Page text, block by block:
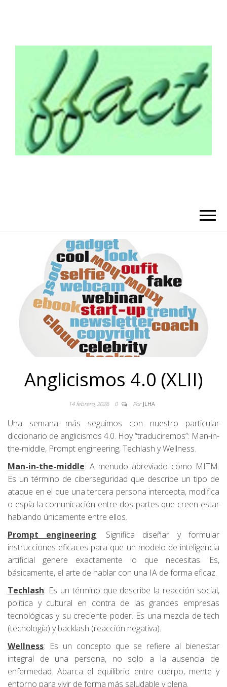
Anglicismos 4.0 (XLII)
14 febrero, 2026 0 Por JLHA
Una semana más seguimos con nuestro particular
diccionario de anglicismos 4.0. Hoy “traduciremos”: Man-in-
the-middle, Prompt engineering, Techlash y Wellness.
Man-in-the-middle: A menudo abreviado como MITM.
Es un término de ciberseguridad que describe un tipo de
ataque en el que una tercera persona intercepta, modifica
o espía la comunicación entre dos partes que creen estar
hablando únicamente entre ellos.
Prompt engineering: Significa diseñar y formular
instrucciones eficaces para que un modelo de inteligencia
artificial genere exactamente lo que necesitas. Es,
básicamente, el arte de hablar con una IA de forma eficaz.
Techlash: Es un término que describe la reacción social,
política y cultural en contra de las grandes empresas
tecnológicas y su creciente poder. Es una mezcla de tech
(tecnología) y backlash (reacción negativa).
Wellness: Es un concepto que se refiere al bienestar
integral de una persona, no solo a la ausencia de
enfermedad. Abarca el equilibrio entre cuerpo, mente y
entorno para vivir de forma más saludable y plena.